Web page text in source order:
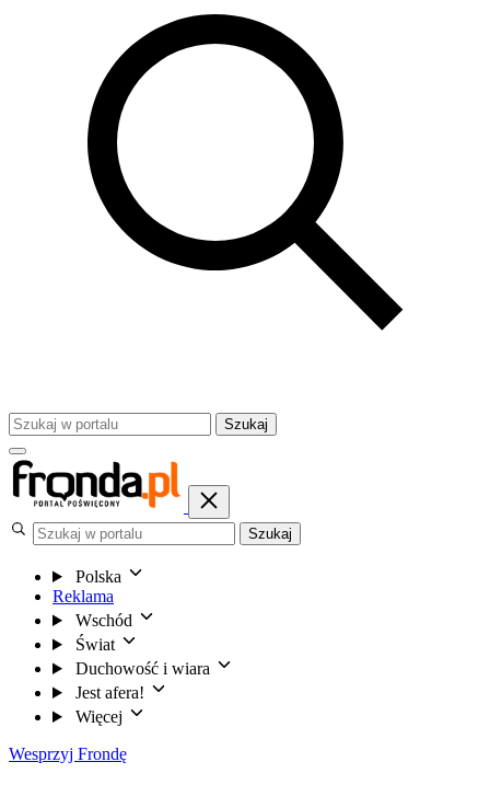
Szukaj
Szukaj
Polska
Reklama
Wschód
Świat
Duchowość i wiara
Jest afera!
Więcej
Wesprzyj Frondę